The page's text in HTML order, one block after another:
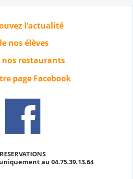
l'actualité
nos élèves
nos restaurants
page Facebook
RESERVATIONS
au 04.75.39.13.64